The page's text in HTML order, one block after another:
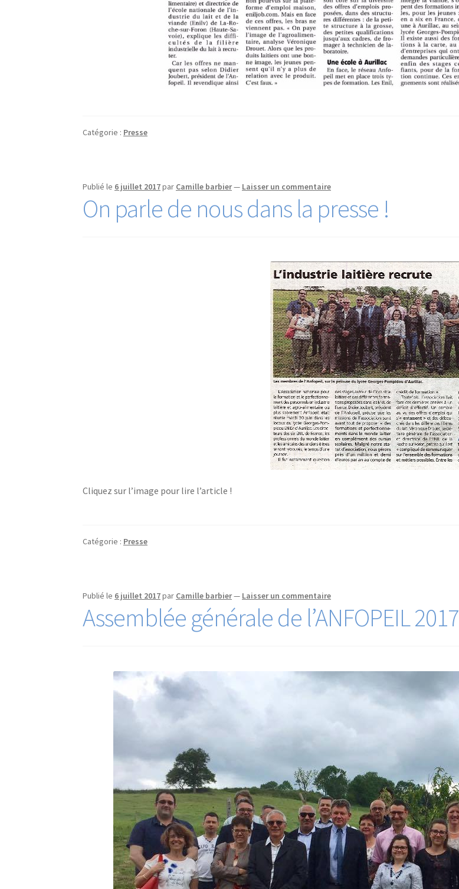
Catégorie : Presse
Publié le 6 juillet 2017par Camille barbier— Laisser un commentaire
On parle de nous dans la presse !
Cliquez sur l’image pour lire l’article !
Catégorie : Presse
Publié le 6 juillet 2017par Camille barbier— Laisser un commentaire
Assemblée générale de l’ANFOPEIL 2017